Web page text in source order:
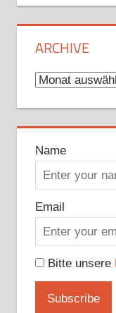
ARCHIVE
Archive
Name
Email
Bitte unsere